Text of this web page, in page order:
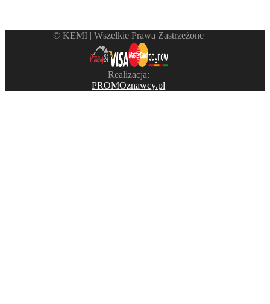
©️ KEMI | Wszelkie Prawa Zastrzeżone
Realizacja:
PROMOznawcy.pl